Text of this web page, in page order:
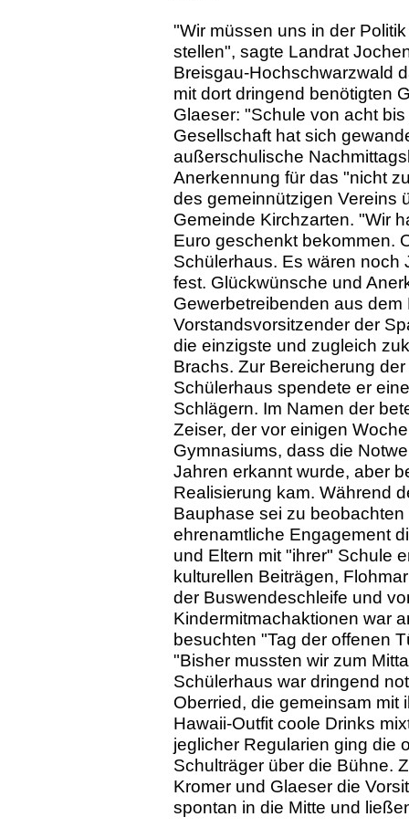
"Wir müssen uns in der
stellen", sagte Landrat
Breisgau-Hochschwarzwald
mit dort dringend benötigten
Glaeser: "Schule von acht
Gesellschaft hat sich
außerschulische
Anerkennung für das "nicht
des gemeinnützigen Vereins
Gemeinde Kirchzarten. "Wir
Euro geschenkt bekommen.
Schülerhaus. Es wären noch
fest. Glückwünsche und
Gewerbetreibenden aus
Vorstandsvorsitzender der
die einzigste und zugleich
Brachs. Zur Bereicherung
Schülerhaus spendete er
Schlägern. Im Namen der
Zeiser, der vor einigen
Gymnasiums, dass die
Jahren erkannt wurde, aber
Realisierung kam. Während
Bauphase sei zu
ehrenamtliche Engagement
und Eltern mit "ihrer" Schule
kulturellen Beiträgen,
der Buswendeschleife und
Kindermitmachaktionen war
besuchten "Tag der offenen
"Bisher mussten wir zum
Schülerhaus war dringend
Oberried, die gemeinsam mit
Hawaii-Outfit coole Drinks
jeglicher Regularien ging die
Schulträger über die Bühne.
Kromer und Glaeser die
spontan in die Mitte und